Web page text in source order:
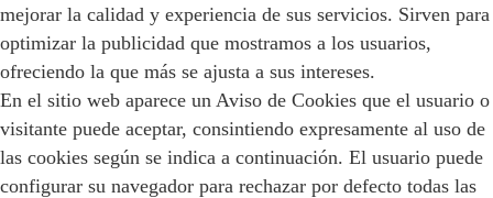
mejorar la calidad y experiencia de sus servicios. Sirven para
optimizar la publicidad que mostramos a los usuarios,
ofreciendo la que más se ajusta a sus intereses.
En el sitio web aparece un Aviso de Cookies que el usuario o
visitante puede aceptar, consintiendo expresamente al uso de
las cookies según se indica a continuación. El usuario puede
configurar su navegador para rechazar por defecto todas las